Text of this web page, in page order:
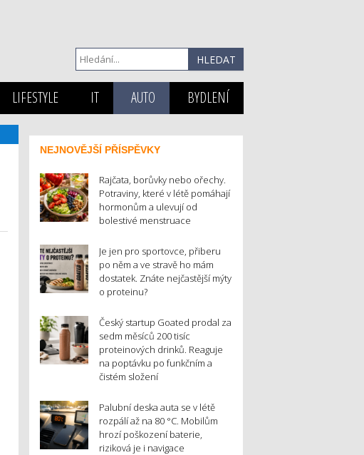
LIFESTYLE IT AUTO BYDLENÍ
NEJNOVĚJŠÍ PŘÍSPĚVKY
Rajčata, borůvky nebo ořechy.
Potraviny, které v létě pomáhají
hormonům a ulevují od
bolestivé menstruace
Je jen pro sportovce, přiberu
po něm a ve stravě ho mám
dostatek. Znáte nejčastější mýty
o proteinu?
Český startup Goated prodal za
sedm měsíců 200 tisíc
proteinových drinků. Reaguje
na poptávku po funkčním a
čistém složení
Palubní deska auta se v létě
rozpálí až na 80 °C. Mobilům
hrozí poškození baterie,
riziková je i navigace